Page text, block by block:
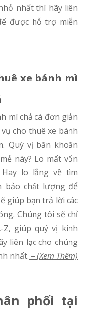
nhất thì hãy liên
được hỗ trợ miễn
xe bánh mì
cho thuê xe bánh
Quý vị băn khoăn
này? Lo mất vốn
lo lắng về tìm
bảo chất lượng để
giúp bạn trả lời các
Chúng tôi sẽ chỉ
giúp quý vị kinh
liên lạc cho chúng
nhất. – (Xem Thêm)
phối tại